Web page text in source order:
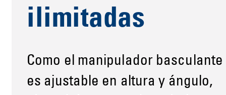
ilimitadas
Como el manipulador basculante
es ajustable en altura y ángulo,